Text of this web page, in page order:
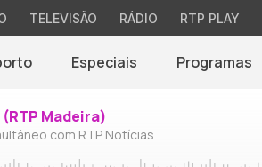
TELEVISÃO RÁDIO RTP PLAY
Especiais Programas
Madeira)
com RTP Notícias